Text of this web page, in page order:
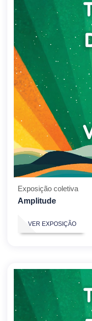
Exposição coletiva
Amplitude
VER EXPOSIÇÃO